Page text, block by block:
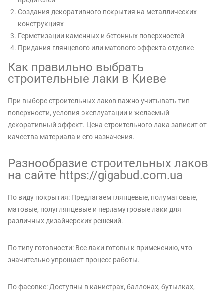
Создания декоративного покрытия на металлических
конструкциях
Герметизации каменных и бетонных поверхностей
Придания глянцевого или матового эффекта отделке
Как правильно выбрать
строительные лаки в Киеве
При выборе строительных лаков важно учитывать тип
поверхности, условия эксплуатации и желаемый
декоративный эффект. Цена строительного лака зависит от
качества материала и его назначения.
Разнообразие строительных лаков
на сайте https://gigabud.com.ua
По виду покрытия: Предлагаем глянцевые, полуматовые,
матовые, полуглянцевые и перламутровые лаки для
различных дизайнерских решений.
По типу готовности: Все лаки готовы к применению, что
значительно упрощает процесс работы.
По фасовке: Доступны в канистрах, баллонах, бутылках,